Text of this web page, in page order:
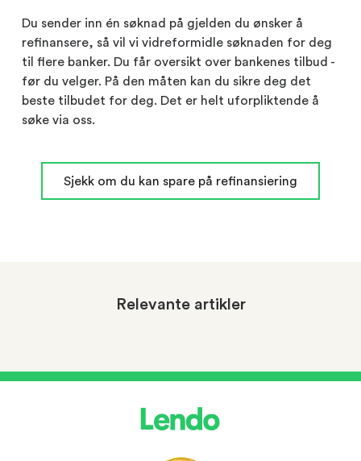
Du sender inn én søknad på gjelden du ønsker å
refinansere, så vil vi vidreformidle søknaden for deg
til flere banker. Du får oversikt over bankenes tilbud -
før du velger. På den måten kan du sikre deg det
beste tilbudet for deg. Det er helt uforpliktende å
søke via oss.
Sjekk om du kan spare på refinansiering
Relevante artikler